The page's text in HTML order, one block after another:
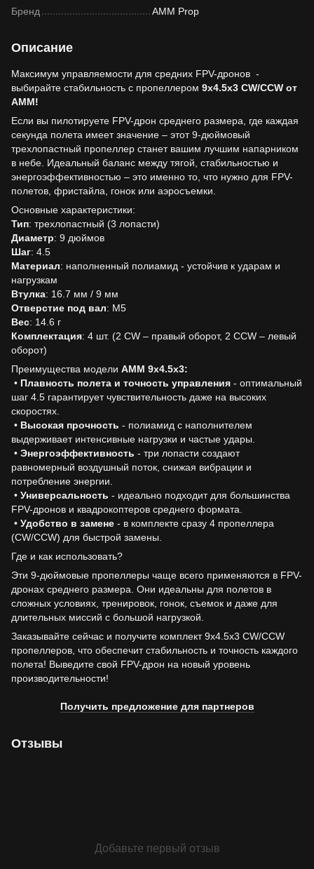
Бренд AMM Prop
Описание
Максимум управляемости для средних FPV-дронов -
выбирайте стабильность с пропеллером 9x4.5x3 CW/CCW от
АММ!
Если вы пилотируете FPV-дрон среднего размера, где каждая
секунда полета имеет значение – этот 9-дюймовый
трехлопастный пропеллер станет вашим лучшим напарником
в небе. Идеальный баланс между тягой, стабильностью и
энергоэффективностью – это именно то, что нужно для FPV-
полетов, фристайла, гонок или аэросъемки.
Основные характеристики:
Тип: трехлопастный (3 лопасти)
Диаметр: 9 дюймов
Шаг: 4.5
Материал: наполненный полиамид - устойчив к ударам и
нагрузкам
Втулка: 16.7 мм / 9 мм
Отверстие под вал: M5
Вес: 14.6 г
Комплектация: 4 шт. (2 CW – правый оборот, 2 CCW – левый
оборот)
Преимущества модели AMM 9x4.5x3:
• Плавность полета и точность управления - оптимальный
шаг 4.5 гарантирует чувствительность даже на высоких
скоростях.
• Высокая прочность - полиамид с наполнителем
выдерживает интенсивные нагрузки и частые удары.
• Энергоэффективность - три лопасти создают
равномерный воздушный поток, снижая вибрации и
потребление энергии.
• Универсальность - идеально подходит для большинства
FPV-дронов и квадрокоптеров среднего формата.
• Удобство в замене - в комплекте сразу 4 пропеллера
(CW/CCW) для быстрой замены.
Где и как использовать?
Эти 9-дюймовые пропеллеры чаще всего применяются в FPV-
дронах среднего размера. Они идеальны для полетов в
сложных условиях, тренировок, гонок, съемок и даже для
длительных миссий с большой нагрузкой.
Заказывайте сейчас и получите комплект 9x4.5x3 CW/CCW
пропеллеров, что обеспечит стабильность и точность каждого
полета! Выведите свой FPV-дрон на новый уровень
производительности!
Получить предложение для партнеров
Отзывы
Добавьте первый отзыв